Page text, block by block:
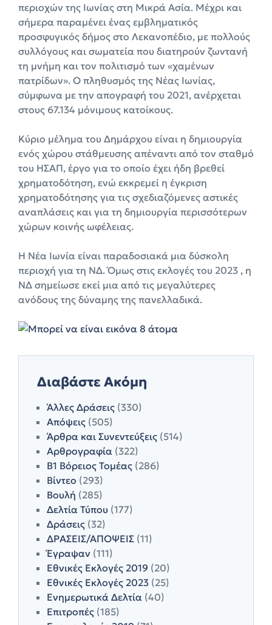
περιοχών της Ιωνίας στη Μικρά Ασία. Μέχρι και
σήμερα παραμένει ένας εμβληματικός
προσφυγικός δήμος στο Λεκανοπέδιο, με πολλούς
συλλόγους και σωματεία που διατηρούν ζωντανή
τη μνήμη και τον πολιτισμό των «χαμένων
πατρίδων». Ο πληθυσμός της Νέας Ιωνίας,
σύμφωνα με την απογραφή του 2021, ανέρχεται
στους 67.134 μόνιμους κατοίκους.
Κύριο μέλημα του Δημάρχου είναι η δημιουργία
ενός χώρου στάθμευσης απέναντι από τον σταθμό
του ΗΣΑΠ, έργο για το οποίο έχει ήδη βρεθεί
χρηματοδότηση, ενώ εκκρεμεί η έγκριση
χρηματοδότησης για τις σχεδιαζόμενες αστικές
αναπλάσεις και για τη δημιουργία περισσότερων
χώρων κοινής ωφέλειας.
Η Νέα Ιωνία είναι παραδοσιακά μια δύσκολη
περιοχή για τη ΝΔ. Όμως στις εκλογές του 2023 , η
ΝΔ σημείωσε εκεί μια από τις μεγαλύτερες
ανόδους της δύναμης της πανελλαδικά.
Διαβάστε Ακόμη
Άλλες Δράσεις (330)
Απόψεις (505)
Άρθρα και Συνεντεύξεις (514)
Αρθρογραφία (322)
Β1 Βόρειος Τομέας (286)
Βίντεο (293)
Βουλή (285)
Δελτία Τύπου (177)
Δράσεις (32)
ΔΡΑΣΕΙΣ/ΑΠΟΨΕΙΣ (11)
Έγραψαν (111)
Εθνικές Εκλογές 2019 (20)
Εθνικές Εκλογές 2023 (25)
Ενημερωτικά Δελτία (40)
Επιτροπές (185)